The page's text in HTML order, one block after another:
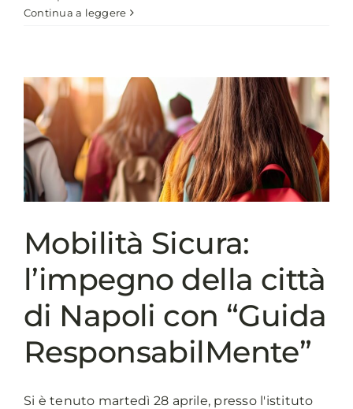
studenti:
FiberCop
porta
l’Innovation
Hub
di
Torino
a
Continua a leggere
Mobilità Sicura:
l’impegno della città
di Napoli con “Guida
ResponsabilMente”
Si è tenuto martedì 28 aprile, presso l'istituto